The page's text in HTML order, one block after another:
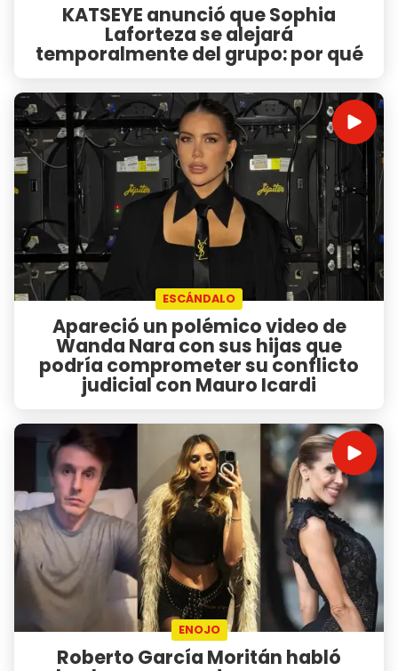
KATSEYE anunció que Sophia
Laforteza se alejará
temporalmente del grupo: por qué
ESCÁNDALO
Apareció un polémico video de
Wanda Nara con sus hijas que
podría comprometer su conflicto
judicial con Mauro Icardi
ENOJO
Roberto García Moritán habló